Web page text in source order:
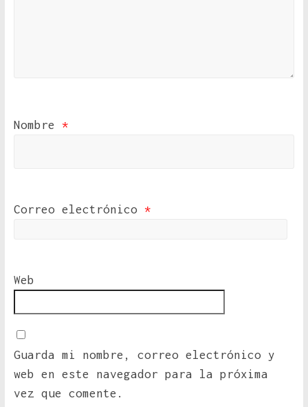
Nombre *
Correo electrónico *
Web
Guarda mi nombre, correo electrónico y
web en este navegador para la próxima
vez que comente.